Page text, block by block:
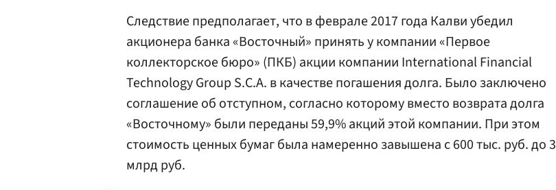
Следствие предполагает, что в феврале 2017 года Калви убедил
акционера банка «Восточный» принять у компании «Первое
коллекторское бюро» (ПКБ) акции компании International Financial
Technology Group S.C.A. в качестве погашения долга. Было заключено
соглашение об отступном, согласно которому вместо возврата долга
«Восточному» были переданы 59,9% акций этой компании. При этом
стоимость ценных бумаг была намеренно завышена с 600 тыс. руб. до 3
млрд руб.